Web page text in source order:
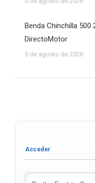
Benda Chinchilla
DirectoMotor
5 de agosto de 2026